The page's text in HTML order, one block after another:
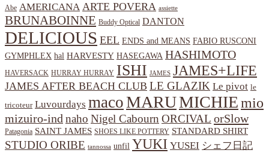
Abe AMERICANA ARTE POVERA assiette
BRUNABOINNE Buddy Optical DANTON
DELICIOUS EEL ENDS and MEANS FABIO RUSCONI
GYMPHLEX hal HARVESTY HASEGAWA HASHIMOTO
HAVERSACK HURRAY HURRAY ISHI JAMES JAMES+LIFE
JAMES AFTER BEACH CLUB LE GLAZIK Le pivot le
tricoteur Luvourdays macoMARUMICHIEmio
mizuiro-ind naho Nigel Cabourn ORCIVAL orSlow
Patagonia SAINT JAMES SHOES LIKE POTTERY STANDARD SHIRT
STUDIO ORIBE tannossa unfil YUKI YUSEI シェフ日記